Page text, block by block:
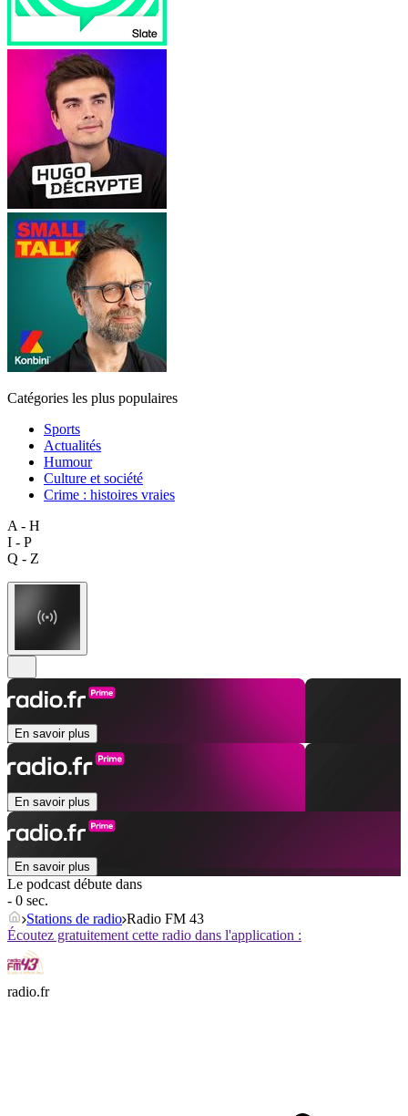
Catégories les plus populaires
Sports
Actualités
Humour
Culture et société
Crime : histoires vraies
A - H
I - P
Q - Z
En savoir plus
En savoir plus
En savoir plus
Le podcast débute dans
- 0 sec.
Stations de radio Radio FM 43
Écoutez gratuitement cette radio dans l'application :
radio.fr